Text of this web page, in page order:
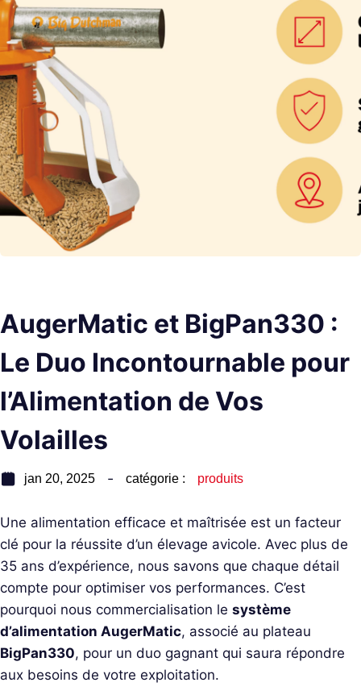
AugerMatic et BigPan330 :
Le Duo Incontournable pour
l’Alimentation de Vos
Volailles
jan 20, 2025 catégorie : produits
Une alimentation efficace et maîtrisée est un facteur
clé pour la réussite d’un élevage avicole. Avec plus de
35 ans d’expérience, nous savons que chaque détail
compte pour optimiser vos performances. C’est
pourquoi nous commercialisation le système
d’alimentation AugerMatic, associé au plateau
BigPan330, pour un duo gagnant qui saura répondre
aux besoins de votre exploitation.